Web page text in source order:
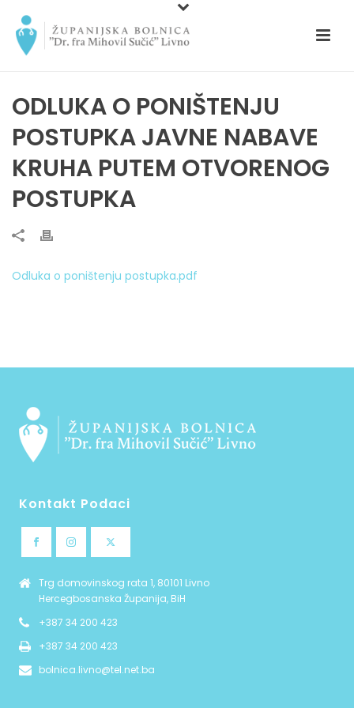
ODLUKA O PONIŠTENJU
POSTUPKA JAVNE NABAVE
KRUHA PUTEM OTVORENOG
POSTUPKA
Odluka o poništenju postupka.pdf
Kontakt Podaci
Trg domovinskog rata 1, 80101 Livno
Hercegbosanska Županija, BiH
+387 34 200 423
+387 34 200 423
bolnica.livno@tel.net.ba